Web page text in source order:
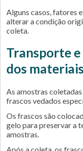
Alguns casos, fatores
alterar a condição
coleta.
Transporte
dos
As amostras
frascos vedados
Os frascos são
gelo para preservar a
amostras.